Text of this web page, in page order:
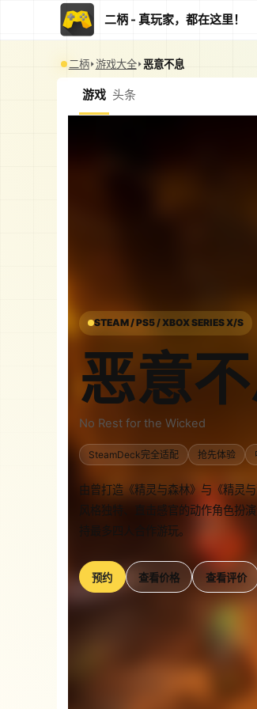
二柄 - 真玩家，都在这里！
二柄 游戏大全 恶意不息
游戏 头条
STEAM / PS5 / XBOX SERIES X/S
恶意
No Rest for the Wicked
SteamDeck完全适配 抢先体验
由曾打造《精灵与森林》与《精灵
风格独特、直击感官的动作角色扮
持最多四人合作游玩。
预约 查看价格 查看评价